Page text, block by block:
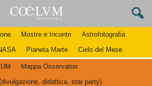
Mostre e Incontri
Astrofotografia
Pianeta Marte Cielo del Mese
Mappa Osservatori
didattica, star party)